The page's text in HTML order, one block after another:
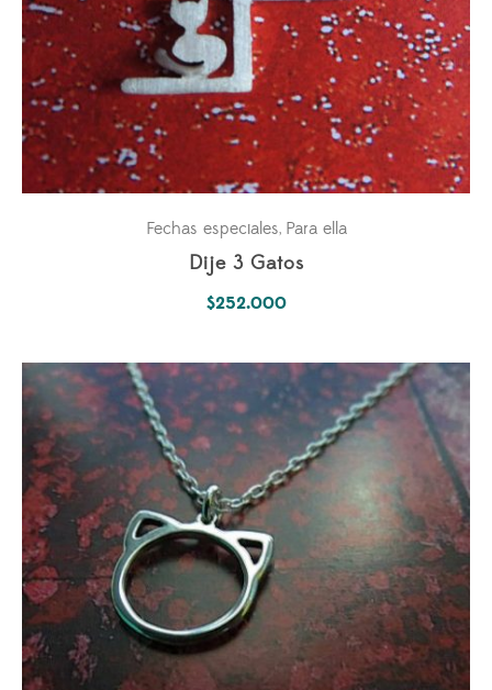
Fechas especiales, Para ella
Dije 3 Gatos
$252.000